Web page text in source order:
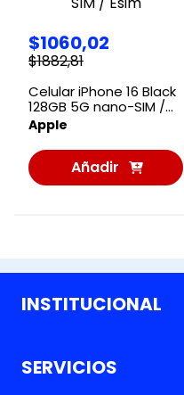
$1060,02
$1882,81
Celular iPhone 16 Black
128GB 5G nano-SIM /
Esim
Apple
Añadir
al
INSTITUCIONAL
Nuestras Tiendas
SERVICIOS